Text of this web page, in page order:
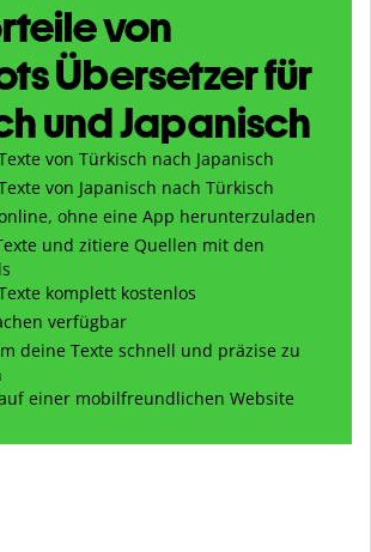
von
Übersetzer für
und Japanisch
von Türkisch nach Japanisch
von Japanisch nach Türkisch
ohne eine App herunterzuladen
und zitiere Quellen mit den
komplett kostenlos
verfügbar
deine Texte schnell und präzise zu
einer mobilfreundlichen Website